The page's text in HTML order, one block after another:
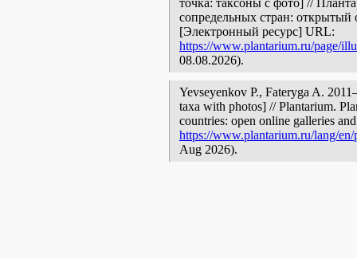
точка: таксоны с фото] //
сопредельных стран: открытый
[Электронный ресурс] URL:
https://www.plantarium.ru/page/
08.08.2026).
Yevseyenkov P., Fateryga A.
taxa with photos] // Plantarium.
countries: open online galleries
https://www.plantarium.ru/lang/
Aug 2026).